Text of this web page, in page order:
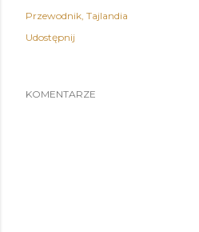
Przewodnik Tajlandia
Udostępnij
KOMENTARZE